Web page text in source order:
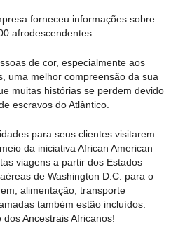
forneceu informações sobre
afrodescendentes.
de cor, especialmente aos
uma melhor compreensão da sua
muitas histórias se perdem devido
escravos do Atlântico.
para seus clientes visitarem
da iniciativa African American
viagens a partir dos Estados
de Washington D.C. para o
alimentação, transporte
também estão incluídos.
Ancestrais Africanos!